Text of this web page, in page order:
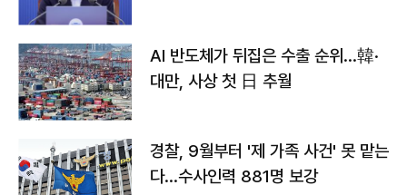
AI 반도체가 뒤집은 수출 순위…韓·
대만, 사상 첫 日 추월
경찰, 9월부터 '제 가족 사건' 못 맡는
다…수사인력 881명 보강